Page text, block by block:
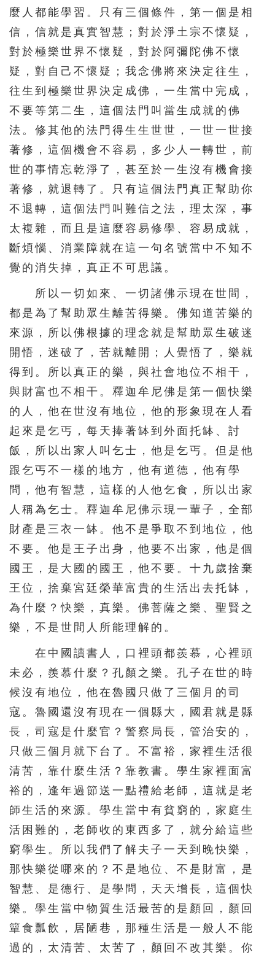
551 552 553 554 555
556 557 558 559 560
561 562 563 564 565
566 567 568 569
576 577 578 580
581 582 583 584 585
586 587 588 589 590
591 592 593 594 595
601 602 603 604 605
606 607 608
611 612 613 614 615
616 617 618 619 620
621 622 623 624 625
626 627 628 629 630
637 638 639 640
641 642 643 644
麼人都能學習。只有三個條件，第一個是相
信，信就是真實智慧；對於淨土宗不懷疑，
對於極樂世界不懷疑，對於阿彌陀佛不懷
疑，對自己不懷疑；我念佛將來決定往生，
往生到極樂世界決定成佛，一生當中完成，
不要等第二生，這個法門叫當生成就的佛
法。修其他的法門得生生世世，一世一世接
著修，這個機會不容易，多少人一轉世，前
世的事情忘乾淨了，甚至於一生沒有機會接
著修，就退轉了。只有這個法門真正幫助你
不退轉，這個法門叫難信之法，理太深，事
太複雜，而且是這麼容易修學、容易成就，
斷煩惱、消業障就在這一句名號當中不知不
覺的消失掉，真正不可思議。
所以一切如來、一切諸佛示現在世間，
都是為了幫助眾生離苦得樂。佛知道苦樂的
來源，所以佛根據的理念就是幫助眾生破迷
開悟，迷破了，苦就離開；人覺悟了，樂就
得到。所以真正的樂，與社會地位不相干，
與財富也不相干。釋迦牟尼佛是第一個快樂
的人，他在世沒有地位，他的形象現在人看
起來是乞丐，每天捧著缽到外面托缽、討
飯，所以出家人叫乞士，他是乞丐。但是他
跟乞丐不一樣的地方，他有道德，他有學
問，他有智慧，這樣的人他乞食，所以出家
人稱為乞士。釋迦牟尼佛示現一輩子，全部
財產是三衣一缽。他不是爭取不到地位，他
不要。他是王子出身，他要不出家，他是個
國王，是大國的國王，他不要。十九歲捨棄
王位，捨棄宮廷榮華富貴的生活出去托缽，
為什麼？快樂，真樂。佛菩薩之樂、聖賢之
樂，不是世間人所能理解的。
在中國讀書人，口裡頭都羨慕，心裡頭
未必，羨慕什麼？孔顏之樂。孔子在世的時
候沒有地位，他在魯國只做了三個月的司
寇。魯國還沒有現在一個縣大，國君就是縣
長，司寇是什麼官？警察局長，管治安的，
只做三個月就下台了。不富裕，家裡生活很
清苦，靠什麼生活？靠教書。學生家裡面富
裕的，逢年過節送一點禮給老師，這就是老
師生活的來源。學生當中有貧窮的，家庭生
活困難的，老師收的東西多了，就分給這些
窮學生。所以我們了解夫子一天到晚快樂，
那快樂從哪來的？不是地位、不是財富，是
智慧、是德行、是學問，天天增長，這個快
樂。學生當中物質生活最苦的是顏回，顏回
簞食瓢飲，居陋巷，那種生活是一般人不能
過的，太清苦、太苦了，顏回不改其樂。你